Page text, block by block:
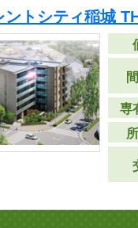
ントシティ稲城
専